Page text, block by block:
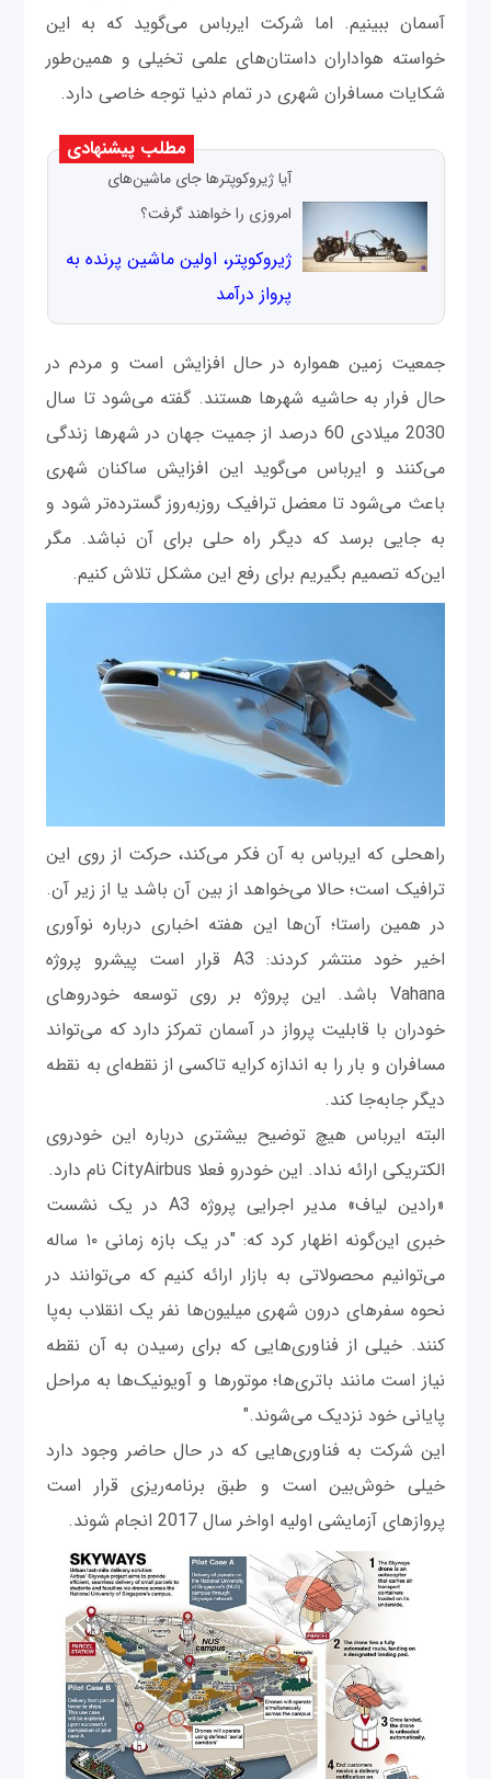
آسمان ببینیم. اما شرکت ایرباس می‌گوید که به این
خواسته هواداران داستان‌های علمی تخیلی و همین‌طور
شکایات مسافران شهری در تمام دنیا توجه خاصی دارد.
مطلب پیشنهادی
آیا ژیروکوپترها جای ماشین‌های
امروزی را خواهند گرفت؟
ژیروکوپتر، اولین ماشین پرنده به
پرواز درآمد
جمعیت زمین همواره در حال افزایش است و مردم در
حال فرار به حاشیه شهرها هستند. گفته می‌شود تا سال
2030 میلادی 60 درصد از جمیت جهان در شهرها زندگی
می‌کنند و ایرباس می‌گوید این افزایش ساکنان شهری
باعث می‌شود تا معضل ترافیک روزبه‌روز گسترده‌تر شود و
به جایی برسد که دیگر راه حلی برای آن نباشد. مگر
این‌که تصمیم بگیریم برای رفع این مشکل تلاش کنیم.
راهحلی که ایرباس به آن فکر می‌کند، حرکت از روی این
ترافیک است؛ حالا می‌خواهد از بین آن باشد یا از زیر آن.
در همین راستا؛ آن‌‌ها این هفته اخباری درباره نوآوری
اخیر خود منتشر کردند: A3 قرار است پیشرو پروژه
Vahana باشد. این پروژه بر روی توسعه خودروهای
خودران با قابلیت پرواز در آسمان تمرکز دارد که می‌تواند
مسافران و بار را به اندازه کرایه تاکسی از نقطه‌ای به نقطه
دیگر جابه‌جا کند.
البته ایرباس هیچ توضیح بیشتری درباره این خودروی
الکتریکی ارائه نداد. این خودرو فعلا CityAirbus نام دارد.
«رادین لیاف» مدیر اجرایی پروژه A3 در یک نشست
خبری این‌گونه اظهار کرد که: "در یک بازه زمانی ۱۰ ساله
می‌توانیم محصولاتی به بازار ارائه کنیم که می‌توانند در
نحوه سفرهای درون شهری میلیون‌ها نفر یک انقلاب به‌پا
کنند. خیلی از فناوری‌هایی که برای رسیدن به آن نقطه
نیاز است مانند باتری‌ها؛ موتورها و آویونیک‌ها به مراحل
پایانی خود نزدیک می‌شوند."
این شرکت به فناوری‌هایی که در حال حاضر وجود دارد
خیلی خوش‌بین است و طبق برنامه‌ریزی قرار است
پروازهای آزمایشی اولیه اواخر سال 2017 انجام شوند.